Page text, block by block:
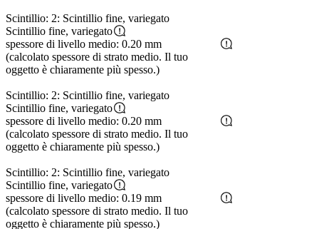
Scintillio: 2: Scintillio fine, variegato
Scintillio fine, variegato
spessore di livello medio: 0.20 mm
(calcolato spessore di strato medio. Il tuo
oggetto è chiaramente più spesso.)
Scintillio: 2: Scintillio fine, variegato
Scintillio fine, variegato
spessore di livello medio: 0.20 mm
(calcolato spessore di strato medio. Il tuo
oggetto è chiaramente più spesso.)
Scintillio: 2: Scintillio fine, variegato
Scintillio fine, variegato
spessore di livello medio: 0.19 mm
(calcolato spessore di strato medio. Il tuo
oggetto è chiaramente più spesso.)